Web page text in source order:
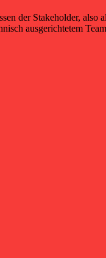
der Stakeholder, also
ausgerichtetem